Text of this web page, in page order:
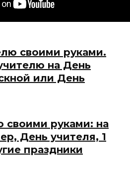
своими руками.
на День
или День
своими руками: на
День учителя, 1
праздники